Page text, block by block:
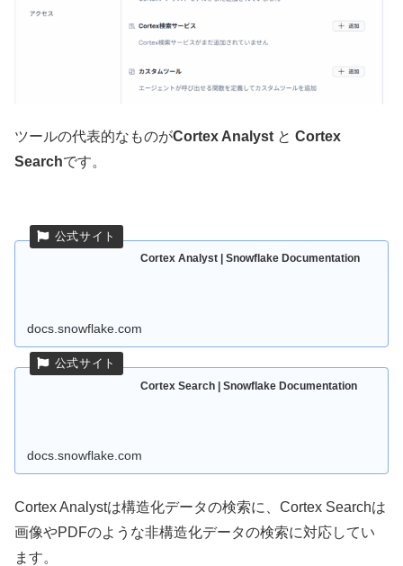
ツールの代表的なものがCortex Analyst と Cortex
Searchです。
Cortex Analyst | Snowflake Documentation
docs.snowflake.com
Cortex Search | Snowflake Documentation
docs.snowflake.com
Cortex Analystは構造化データの検索に、Cortex Searchは
画像やPDFのような非構造化データの検索に対応してい
ます。